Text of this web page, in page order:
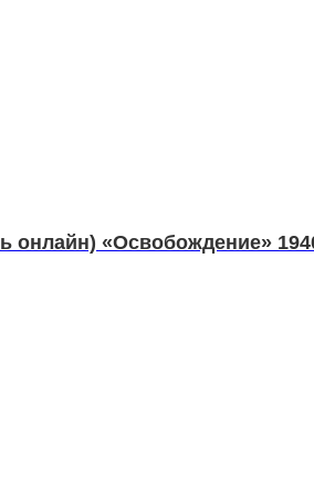
онлайн) «Освобождение»